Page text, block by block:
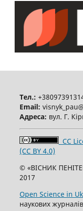
Тел.:
Email:
Адреса: вул. Г.
CC
(CC BY 4.0)
© «ВІСНИК
2017
Open Science in
наукових журналів